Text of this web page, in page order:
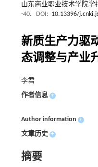
山东商业职业技术学院学
-40.
DOI: 10.13396/
新质生产力驱
态调整与产业
李君
作者信息 +
Author information +
文章历史 +
摘要